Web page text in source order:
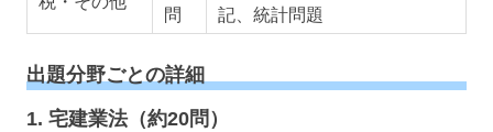
問
記、統計問題
出題分野ごとの詳細
1. 宅建業法（約20問）